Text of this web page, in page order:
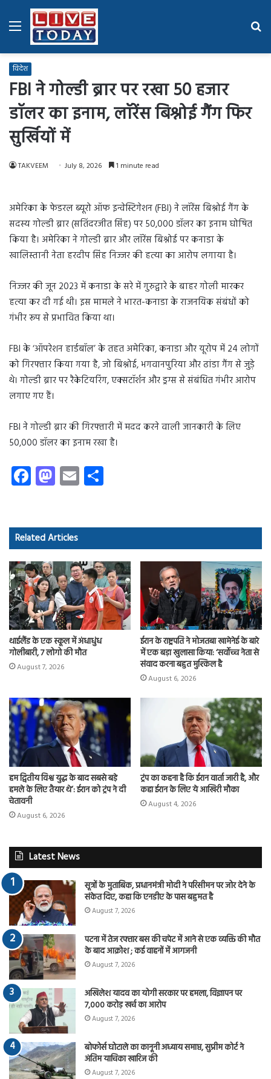
Menu
विदेश
FBI ने गोल्डी ब्रार पर रखा 50 हजार
डॉलर का इनाम, लॉरेंस बिश्नोई गैंग फिर
सुर्खियों में
TAKVEEM July 8, 2026 1 minute read
अमेरिका के फेडरल ब्यूरो ऑफ इन्वेस्टिगेशन (FBI) ने लॉरेंस बिश्नोई गैंग के
सदस्य गोल्डी ब्रार (सतिंदरजीत सिंह) पर 50,000 डॉलर का इनाम घोषित
किया है। अमेरिका ने गोल्डी ब्रार और लॉरेंस बिश्नोई पर कनाडा के
खालिस्तानी नेता हरदीप सिंह निज्जर की हत्या का आरोप लगाया है।
निज्जर की जून 2023 में कनाडा के सरे में गुरुद्वारे के बाहर गोली मारकर
हत्या कर दी गई थी। इस मामले ने भारत-कनाडा के राजनयिक संबंधों को
गंभीर रूप से प्रभावित किया था।
FBI के ‘ऑपरेशन हार्डबॉल’ के तहत अमेरिका, कनाडा और यूरोप में 24 लोगों
को गिरफ्तार किया गया है, जो बिश्नोई, भगवानपुरिया और ढांडा गैंग से जुड़े
थे। गोल्डी ब्रार पर रैकेटियरिंग, एक्सटॉर्शन और ड्रग्स से संबंधित गंभीर आरोप
लगाए गए हैं।
FBI ने गोल्डी ब्रार की गिरफ्तारी में मदद करने वाली जानकारी के लिए
50,000 डॉलर का इनाम रखा है।
Fa
ce
o
ok
M
as
d
o
n
E
m
Related Articles
थाईलैंड के एक स्कूल में अंधाधुंध
गोलीबारी, 7 लोगो की मौत
August 7, 2026
ईरान के राष्ट्रपति ने मोजतबा खामेनेई के बारे
में एक बड़ा खुलासा किया: ‘सर्वोच्च नेता से
संवाद करना बहुत मुश्किल है
August 6, 2026
हम द्वितीय विश्व युद्ध के बाद सबसे बड़े
हमले के लिए तैयार थे’: ईरान को ट्रंप ने दी
चेतावनी
August 6, 2026
ट्रंप का कहना है कि ईरान वार्ता जारी है, और
कहा ईरान के लिए ये आखिरी मौका
August 4, 2026
Latest News
सूत्रों के मुताबिक, प्रधानमंत्री मोदी ने परिसीमन पर जोर देने के
संकेत दिए, कहा कि एनडीए के पास बहुमत है
August 7, 2026
पटना में तेज रफ्तार बस की चपेट में आने से एक व्यक्ति की मौत
के बाद आक्रोश ; कई वाहनों में आगजनी
August 7, 2026
अखिलेश यादव का योगी सरकार पर हमला, विज्ञापन पर
7,000 करोड़ खर्च का आरोप
August 7, 2026
बोफोर्स घोटाले का कानूनी अध्याय समाप्त, सुप्रीम कोर्ट ने
अंतिम याचिका खारिज की
August 7, 2026